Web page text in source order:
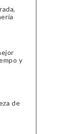
y
de